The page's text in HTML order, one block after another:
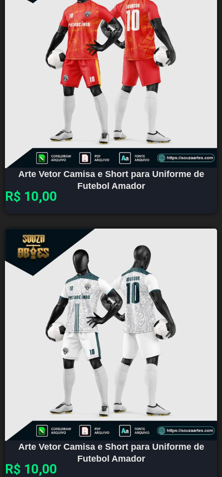
Arte Vetor Camisa e Short para Uniforme de
Futebol Amador
R$ 10,00
Arte Vetor Camisa e Short para Uniforme de
Futebol Amador
R$ 10,00